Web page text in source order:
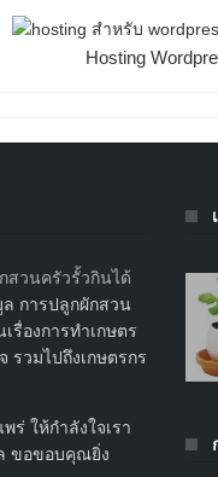
Hosting
สวนครัวรั้วกินได้
การปลูกผักสวน
รื่องการทำเกษตร
รวมไปถึงเกษตรกร
ร่ ให้กำลังใจเรา
ขอขอบคุณยิ่ง